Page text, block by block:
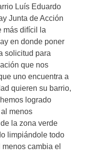
Luís Eduardo
Junta de Acción
más difícil la
en donde poner
solicitud para
que nos
uno encuentra a
quieren su barrio,
logrado
menos
la zona verde
limpiándole todo
cambia el